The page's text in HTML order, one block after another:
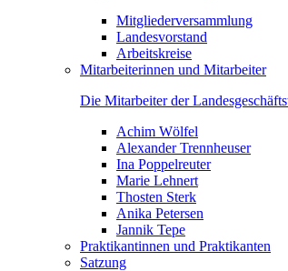
Mitgliederversammlung
Landesvorstand
Arbeitskreise
Mitarbeiterinnen und Mitarbeiter
Die Mitarbeiter der
Achim Wölfel
Alexander Trennheuser
Ina Poppelreuter
Marie Lehnert
Thosten Sterk
Anika Petersen
Jannik Tepe
Praktikantinnen und Praktikanten
Satzung